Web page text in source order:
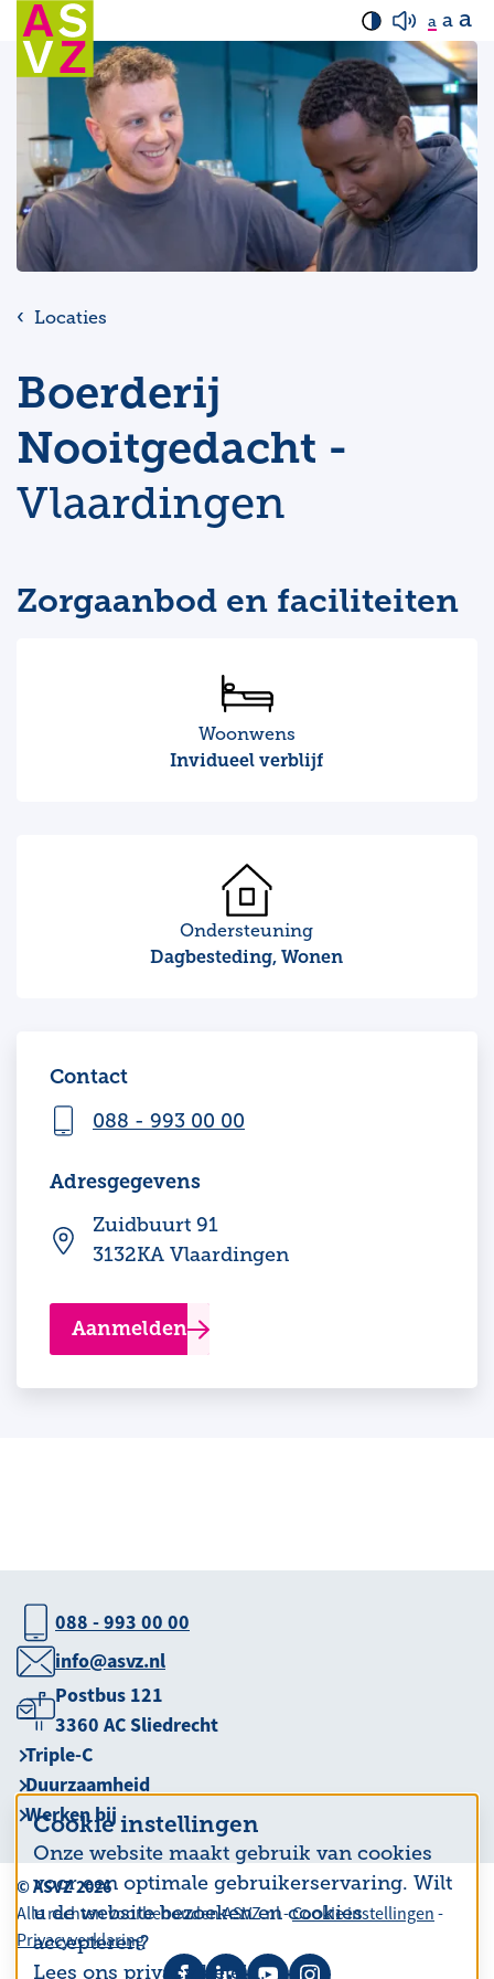
Cookie instellingen
Onze website maakt gebruik van cookies
voor een optimale gebruikerservaring. Wilt
u de website bezoeken en cookies
accepteren?
Lees ons privacy beleid.
a a a
Locaties
Boerderij
Nooitgedacht -
Vlaardingen
Zorgaanbod en faciliteiten
Woonwens
Invidueel verblijf
Ondersteuning
Dagbesteding, Wonen
Contact
088 - 993 00 00
Adresgegevens
Zuidbuurt 91
3132KA Vlaardingen
Aanmelden
088 - 993 00 00
info@asvz.nl
Postbus 121
3360 AC Sliedrecht
Triple-C
Duurzaamheid
Werken bij
© ASVZ 2026
Alle rechten voorbehouden ASVZ.nl -Cookie instellingen -
Privacyverklaring